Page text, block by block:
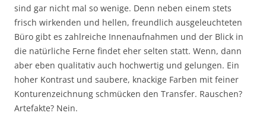
sind gar nicht mal so wenige. Denn neben einem stets
frisch wirkenden und hellen, freundlich ausgeleuchteten
Büro gibt es zahlreiche Innenaufnahmen und der Blick in
die natürliche Ferne findet eher selten statt. Wenn, dann
aber eben qualitativ auch hochwertig und gelungen. Ein
hoher Kontrast und saubere, knackige Farben mit feiner
Konturenzeichnung schmücken den Transfer. Rauschen?
Artefakte? Nein.